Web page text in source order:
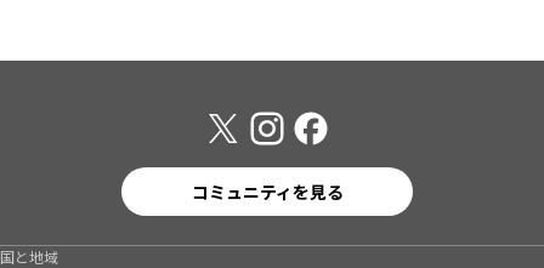
コミュニティを見る
国と地域